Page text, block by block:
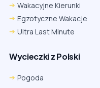
Wakacyjne Kierunki
Egzotyczne Wakacje
Ultra Last Minute
Wycieczki z Polski
Pogoda
Firefox